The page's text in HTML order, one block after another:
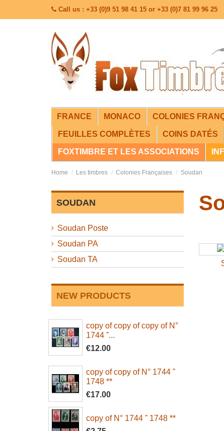
Call us : +33 (0)9 51 98 41 15 or +33 (0)7 81 99 96 25
FRANCE MONACO COLONIES
FEUILLES COMPLÈTES COINS DATÉS
FOXTIMBRE ET LES ASSOCIATIONS
Home Les timbres Colonies Françaises Soudan
SOUDAN
Soudan Poste
Soudan PA
Soudan TA
NEW PRODUCTS
copy of copy of copy of N°
1744 ˆ...
€12.00
copy of copy of N° 1744 ˆ
1748 **
€17.00
copy of N° 1744 ˆ 1748 **